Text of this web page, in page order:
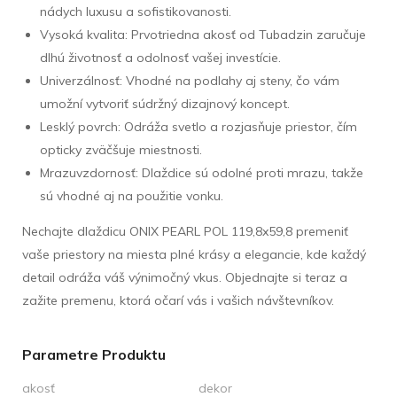
nádych luxusu a sofistikovanosti.
Vysoká kvalita: Prvotriedna akosť od Tubadzin zaručuje
dlhú životnosť a odolnosť vašej investície.
Univerzálnosť: Vhodné na podlahy aj steny, čo vám
umožní vytvoriť súdržný dizajnový koncept.
Lesklý povrch: Odráža svetlo a rozjasňuje priestor, čím
opticky zväčšuje miestnosti.
Mrazuvzdornosť: Dlaždice sú odolné proti mrazu, takže
sú vhodné aj na použitie vonku.
Nechajte dlaždicu ONIX PEARL POL 119,8x59,8 premeniť
vaše priestory na miesta plné krásy a elegancie, kde každý
detail odráža váš výnimočný vkus. Objednajte si teraz a
zažite premenu, ktorá očarí vás i vašich návštevníkov.
Parametre Produktu
akosť
dekor